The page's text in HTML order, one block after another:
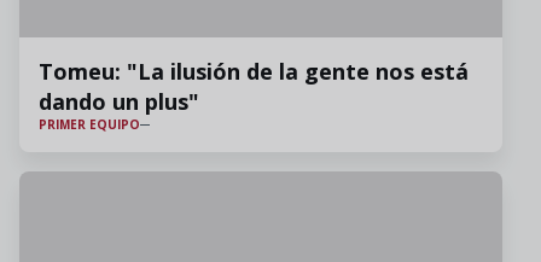
Tomeu: "La ilusión de la gente nos está
dando un plus"
PRIMER EQUIPO